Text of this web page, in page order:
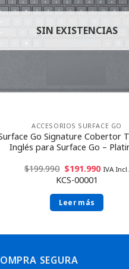
SIN EXISTENCIAS
ACCESORIOS SURFACE GO
Go Signature Cobertor
Inglés para Surface Go –
$199.990 $191.990 IVA Incl.
KCS-00001
Leer más
SEGURA